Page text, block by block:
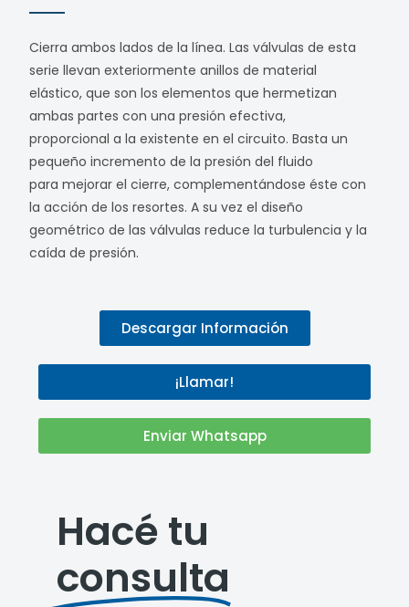
Cierra ambos lados de la línea. Las válvulas de esta
serie llevan exteriormente anillos de material
elástico, que son los elementos que hermetizan
ambas partes con una presión efectiva,
proporcional a la existente en el circuito. Basta un
pequeño incremento de la presión del fluido
para mejorar el cierre, complementándose éste con
la acción de los resortes. A su vez el diseño
geométrico de las válvulas reduce la turbulencia y la
caída de presión.
Descargar Información
¡Llamar!
Enviar Whatsapp
Hacé tu
consulta